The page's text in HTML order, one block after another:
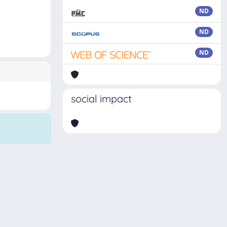
ND
ND
ND
social impact